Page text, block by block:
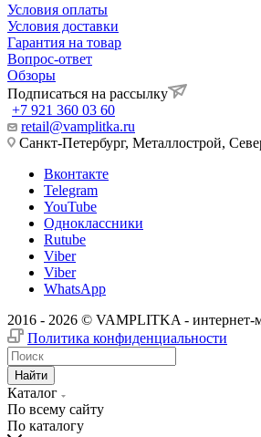
Условия оплаты
Условия доставки
Гарантия на товар
Вопрос-ответ
Обзоры
Подписаться на рассылку
+7 921 360 03 60
retail@vamplitka.ru
Санкт-Петербург, Металлострой,
Вконтакте
Telegram
YouTube
Одноклассники
Rutube
Viber
Viber
WhatsApp
2016 - 2026 © VAMPLITKA - интернет-
Политика конфиденциальности
Найти
Каталог
По всему сайту
По каталогу